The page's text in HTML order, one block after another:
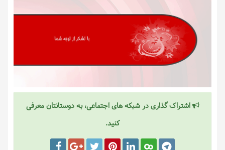
اشتراک گذاری در شبکه های اجتماعی، به دوستانتان معرفی
کنید.